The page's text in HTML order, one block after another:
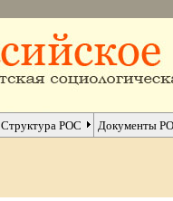
Структура РОС Документы